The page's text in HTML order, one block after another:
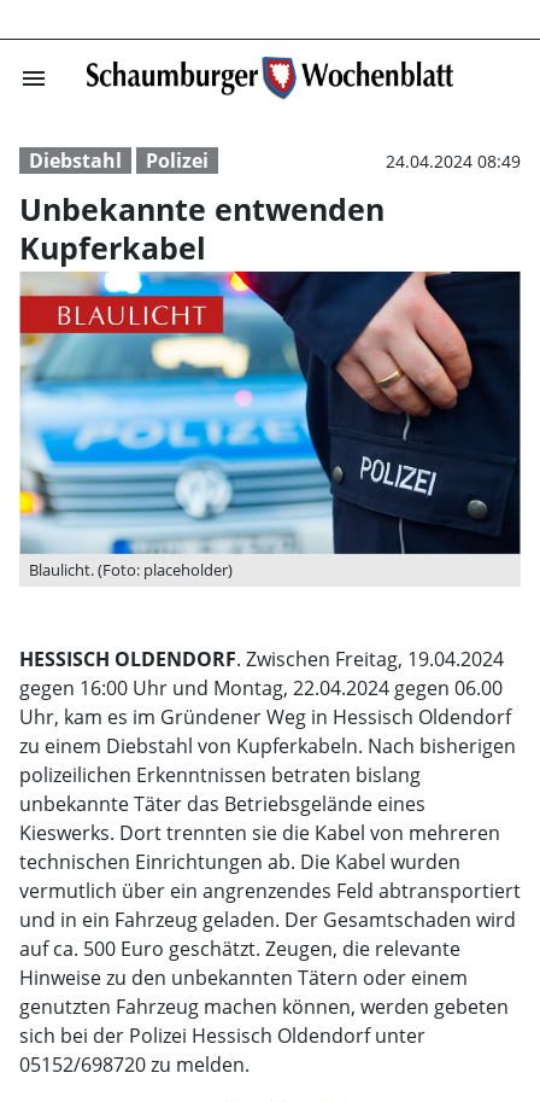
menu Unbekannte
Diebstahl Polizei 24.04.2024 08:49
Unbekannte entwenden
Kupferkabel
Blaulicht. (Foto: placeholder)
HESSISCH OLDENDORF. Zwischen Freitag, 19.04.2024
gegen 16:00 Uhr und Montag, 22.04.2024 gegen 06.00
Uhr, kam es im Gründener Weg in Hessisch Oldendorf
zu einem Diebstahl von Kupferkabeln. Nach bisherigen
polizeilichen Erkenntnissen betraten bislang
unbekannte Täter das Betriebsgelände eines
Kieswerks. Dort trennten sie die Kabel von mehreren
technischen Einrichtungen ab. Die Kabel wurden
vermutlich über ein angrenzendes Feld abtransportiert
und in ein Fahrzeug geladen. Der Gesamtschaden wird
auf ca. 500 Euro geschätzt. Zeugen, die relevante
Hinweise zu den unbekannten Tätern oder einem
genutzten Fahrzeug machen können, werden gebeten
sich bei der Polizei Hessisch Oldendorf unter
05152/698720 zu melden.